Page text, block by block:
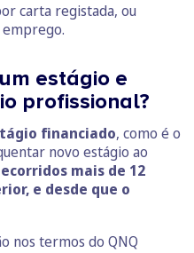
carta registada, ou
estágio e
profissional?
financiado, como é o
novo estágio ao
mais de 12
e desde que o
nos termos do QNQ